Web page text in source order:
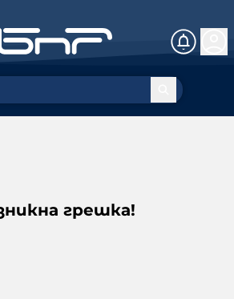
грешка!